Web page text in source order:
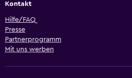
Kontakt
Hilfe/FAQ
Presse
Partnerprogramm
Mit uns werben